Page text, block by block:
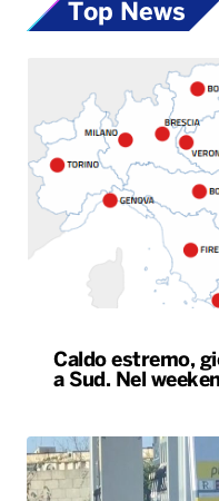
Top News
Caldo estremo,
a Sud. Nel